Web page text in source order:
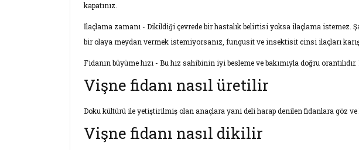
kapatınız.
İlaçlama zamanı - Dikildiği çevrede bir hastalık belirtisi yoksa ilaçlama istemez.
bir olaya meydan vermek istemiyorsanız, fungusit ve insektisit cinsi ilaçları
Fidanın büyüme hızı - Bu hız sahibinin iyi besleme ve bakımıyla doğru
Vişne fidanı nasıl üretilir
Doku kültürü ile yetiştirilmiş olan anaçlara yani deli harap denilen fidanlara göz ve
Vişne fidanı nasıl dikilir